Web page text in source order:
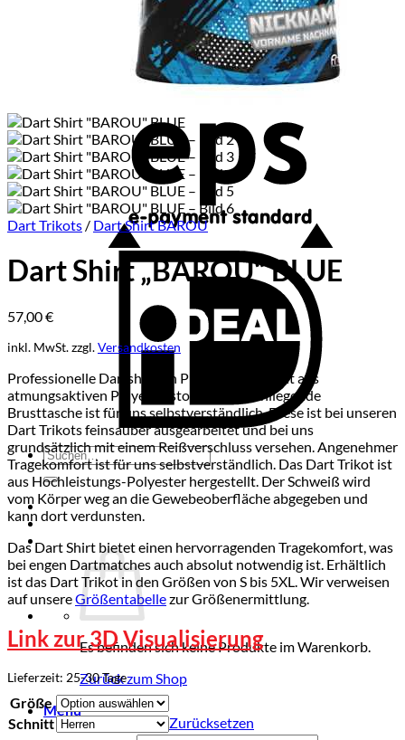
Suchen
nach:
Es befinden sich keine Produkte im Warenkorb.
Zurück zum Shop
Menü
Dart Trikots / Dart Shirt BAROU
Dart Shirt „BAROU“ BLUE
57,00€
inkl. MwSt.zzgl.Versandkosten
Professionelle Dartshirts in Premium-Qualität aus
atmungsaktiven Polyesterstoff. Eine innenliegende
Brusttasche ist für uns selbstverständlich. Diese ist bei unseren
Dart Trikots feinsauber ausgearbeitet und bei uns
grundsätzlich mit einem Reißverschluss versehen. Angenehmer
Tragekomfort ist für uns selbstverständlich. Das Dart Trikot ist
aus Hochleistungs-Polyester hergestellt. Der Schweiß wird
vom Körper weg an die Gewebeoberfläche abgegeben und
kann dort verdunsten.
Das Dart Shirt bietet einen hervorragenden Tragekomfort, was
bei engen Dartmatches auch absolut notwendig ist. Erhältlich
ist das Dart Trikot in den Größen von S bis 5XL. Wir verweisen
auf unsereGrößentabellezur Größenermittlung.
Link zur 3D Visualisierung
Lieferzeit: 25-30 Tage
Größe
Schnitt
Zurücksetzen